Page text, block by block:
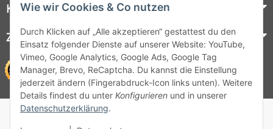
Wie wir Cookies & Co nutzen
Durch Klicken auf „Alle akzeptieren“ gestattest du den
Einsatz folgender Dienste auf unserer Website: YouTube,
Vimeo, Google Analytics, Google Ads, Google Tag
Manager, Brevo, ReCaptcha. Du kannst die Einstellung
jederzeit ändern (Fingerabdruck-Icon links unten). Weitere
Details findest du unter Konfigurieren und in unserer
Datenschutzerklärung.
Kundenservice
Zahlungsmöglichkeiten
© 1964 - 2026 Lüllmann GmbH
© 1964 - 2024 Lüllmann GmbH